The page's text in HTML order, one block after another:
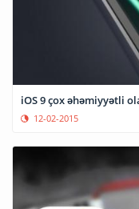
iOS 9 çox əhəmiyyətli
12-02-2015